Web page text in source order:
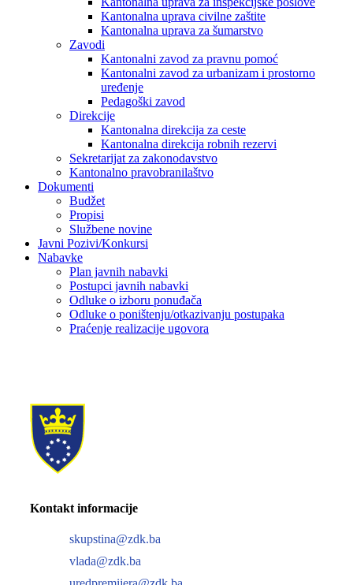
Kantonalna uprava civilne zaštite
Kantonalna uprava za šumarstvo
Zavodi
Kantonalni zavod za pravnu pomoć
Kantonalni zavod za urbanizam i prostorno
uređenje
Pedagoški zavod
Direkcije
Kantonalna direkcija za ceste
Kantonalna direkcija robnih rezervi
Sekretarijat za zakonodavstvo
Kantonalno pravobranilaštvo
Dokumenti
Budžet
Propisi
Službene novine
Javni Pozivi/Konkursi
Nabavke
Plan javnih nabavki
Postupci javnih nabavki
Odluke o izboru ponuđača
Odluke o poništenju/otkazivanju postupaka
Praćenje realizacije ugovora
Kontakt informacije
skupstina@zdk.ba
vlada@zdk.ba